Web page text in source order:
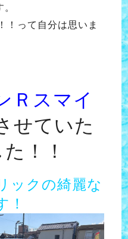
！！って自分は思いま
Ｒスマイ
せていた
！！
ックの綺麗な
！